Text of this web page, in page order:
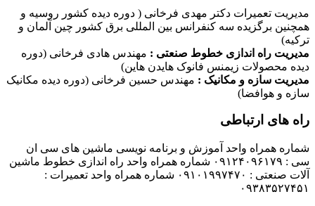
مدیریت تعمیرات دکتر مهدی فرخانی ( دوره دیده کشور روسیه و
همچنین برگزیده سه کنفرانس بین المللی برق کشور چین آلمان و
ترکیه)
مدیریت راه اندازی خطوط صنعتی : مهندس هادی فرخانی (دوره
دیده محصولات زیمنس فانوک هایدن هاین)
مدیریت سازه و مکانیک : مهندس حسین فرخانی (دوره دیده مکانیک
سازه و هوافضا)
راه های ارتباطی
شماره همراه واحد آموزش و برنامه نویسی ماشین های سی ان
سی : ۰۹۱۲۴۰۹۶۱۷۹ شماره همراه واحد راه اندازی خطوط ماشین
آلات صنعتی : ۰۹۱۰۱۹۹۷۴۷۰ شماره همراه واحد تعمیرات :
۰۹۳۸۳۵۲۷۴۵۱